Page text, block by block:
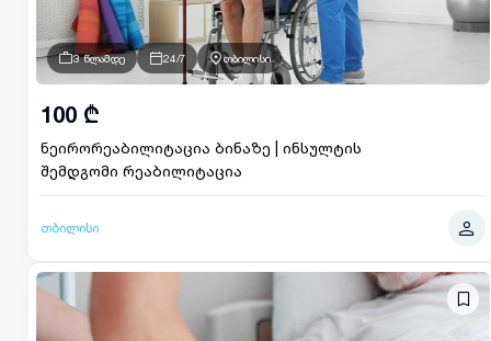
3 წლამდე 24/7 თბილისი
ნეირორეაბილიტაცია ბინაზე | ინსულტის
შემდგომი რეაბილიტაცია
100 ₾
თბილისი